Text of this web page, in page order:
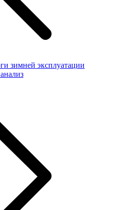
зимней эксплуатации